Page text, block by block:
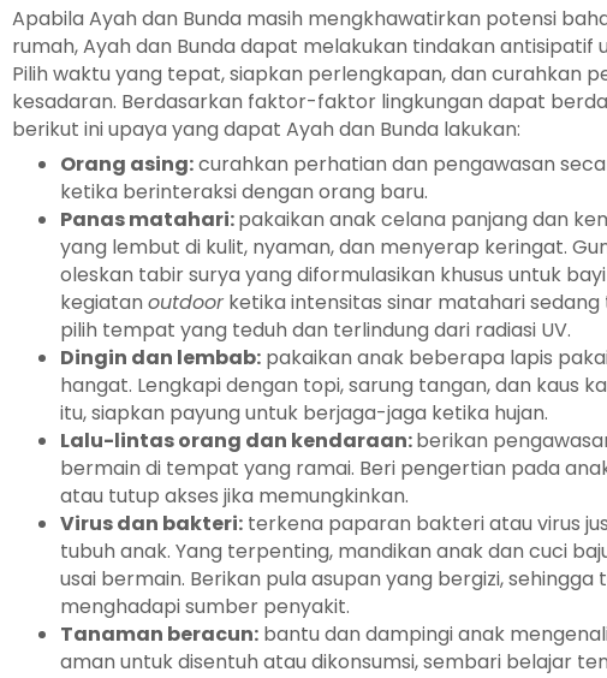
Apabila Ayah dan Bunda masih mengkhawatirkan potensi
rumah, Ayah dan Bunda dapat melakukan tindakan antisipatif
Pilih waktu yang tepat, siapkan perlengkapan, dan curahkan
kesadaran. Berdasarkan faktor-faktor lingkungan dapat
berikut ini upaya yang dapat Ayah dan Bunda lakukan:
Orang asing:curahkan perhatian dan pengawasan
ketika berinteraksi dengan orang baru.
Panas matahari:pakaikan anak celana panjang dan
yang lembut di kulit, nyaman, dan menyerap keringat.
oleskan tabir surya yang diformulasikan khusus untuk
kegiatan outdoorketika intensitas sinar matahari sedang
pilih tempat yang teduh dan terlindung dari radiasi UV.
Dingin dan lembab: pakaikan anak beberapa lapis
hangat. Lengkapi dengan topi, sarung tangan, dan kaus
itu, siapkan payung untuk berjaga-jaga ketika hujan.
Lalu-lintas orang dan kendaraan:berikan
bermain di tempat yang ramai. Beri pengertian pada
atau tutup akses jika memungkinkan.
Virus dan bakteri: terkena paparan bakteri atau virus
tubuh anak. Yang terpenting, mandikan anak dan cuci
usai bermain. Berikan pula asupan yang bergizi,
menghadapi sumber penyakit.
Tanaman beracun: bantu dan dampingi anak
aman untuk disentuh atau dikonsumsi, sembari belajar